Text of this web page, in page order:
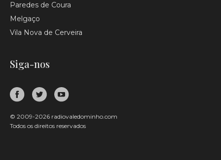
Paredes de Coura
Melgaço
Vila Nova de Cerveira
Siga-nos
© 2009-2026 radiovaledominho.com
Todos os direitos reservados